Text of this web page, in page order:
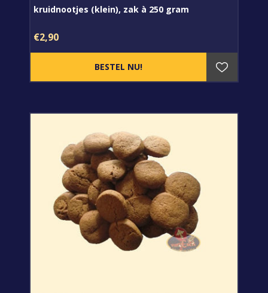
kruidnootjes (klein), zak à 250 gram
€2,90